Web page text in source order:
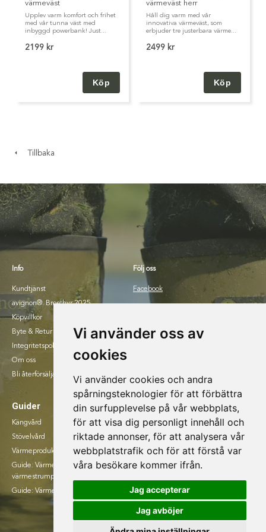
Vi använder oss av
cookies
Vi använder cookies och andra
spårningsteknologier för att förbättra
din surfupplevelse på vår webbplats,
för att visa dig personligt innehåll och
riktade annonser, för att analysera vår
webbplatstrafik och för att förstå var
våra besökare kommer ifrån.
Jag accepterar
Jag avböjer
Upplev en ny nivå av prestanda och trygghet med dessa
avancerade powerbanks från Avignon.
värmeväst
Upplev varm komfort och frihet
med vår tunna väst med
inbyggd powerbank! Just...
2199 kr
värmeväst herr
Håll dig varm med vår
innovativa värmeväst, som
erbjuder tre justerbara värme...
2499 kr
Tillbaka
Info
Kundtjänst
avignon®. Broschyr 2025.
Köpvillkor
Byte & Retur
Integritetspolicy
Om oss
Bli återförsäljare
Följ oss
Facebook
Guider
Kängvård
Stövelvård
Värmeprodukter
Guide: Värmesulor eller
värmestrumpr
Guide: Värmevästar